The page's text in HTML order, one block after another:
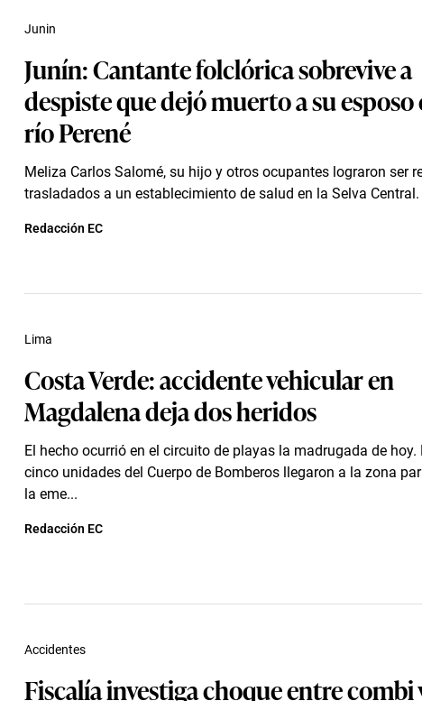
Junín: Cantante folclórica sobrevive a
despiste que dejó muerto a su esposo
río Perené
Meliza Carlos Salomé, su hijo y otros ocupantes lograron ser
trasladados a un establecimiento de salud en la Selva Central.
Junin
Redacción EC
Costa Verde: accidente vehicular en
Magdalena deja dos heridos
El hecho ocurrió en el circuito de playas la madrugada de hoy.
cinco unidades del Cuerpo de Bomberos llegaron a la zona
la eme...
Lima
Redacción EC
Fiscalía investiga choque entre combi
Accidentes